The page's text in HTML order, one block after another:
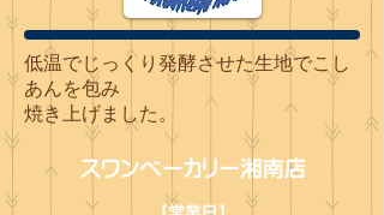
低温でじっくり発酵させた生地でこし
あんを包み
焼き上げました。